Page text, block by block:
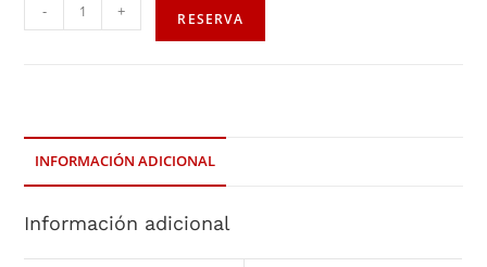
- + RESERVA
INFORMACIÓN ADICIONAL
Información adicional